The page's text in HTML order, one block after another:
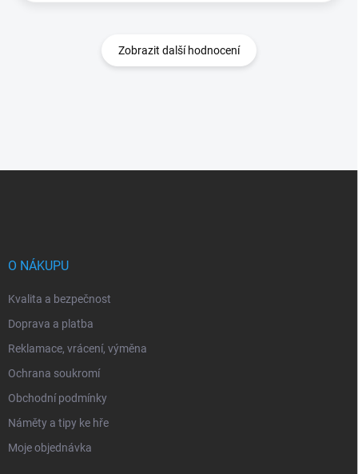
Zobrazit další hodnocení
O NÁKUPU
Kvalita a bezpečnost
Doprava a platba
Reklamace, vrácení, výměna
Ochrana soukromí
Obchodní podmínky
Náměty a tipy ke hře
Moje objednávka